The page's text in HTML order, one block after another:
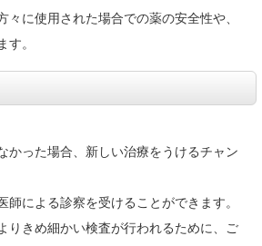
に使用された場合での薬の安全性や、
す。
った場合、新しい治療をうけるチャン
による診察を受けることができます。
りきめ細かい検査が行われるために、ご